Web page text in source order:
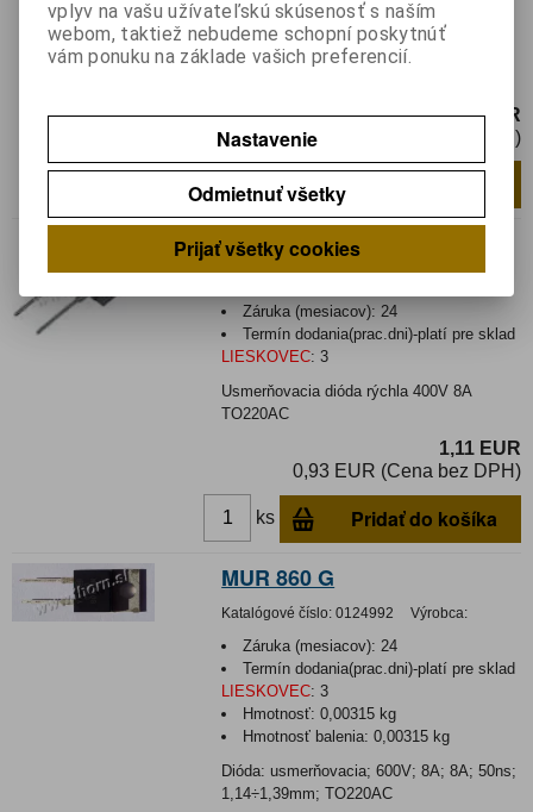
Hmotnosť balenia:0,000343 kg
Dióda: usmerňovacia; THT; 1kV; 1,5A;
0,61 EUR
0,50 EUR (Cena bez DPH)
BYT 08/400
Záruka (mesiacov): 24
Termín dodania(prac.dni)-platí pre sklad
LIESKOVEC: 3
Usmerňovacia dióda rýchla 400V 8A
TO220AC
1,11 EUR
0,93 EUR (Cena bez DPH)
ks Pridať do košíka
MUR 860 G
Katalógové číslo: 0124992 Výrobca:
Záruka (mesiacov): 24
Termín dodania(prac.dni)-platí pre sklad
LIESKOVEC: 3
Hmotnosť:0,00315 kg
Hmotnosť balenia:0,00315 kg
Dióda: usmerňovacia; 600V; 8A; 8A; 50ns;
1,14÷1,39mm; TO220AC
vplyv na vašu užívateľskú skúsenosť s naším
webom, taktiež nebudeme schopní poskytnúť
vám ponuku na základe vašich preferencií.
Nastavenie
Odmietnuť všetky
Prijať všetky cookies